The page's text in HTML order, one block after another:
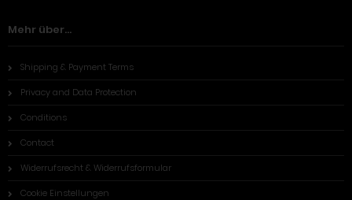
Mehr über...
Shipping & Payment Terms
Privacy and Data Protection
Conditions
Contact
Widerrufsrecht & Widerrufsformular
Cookie Einstellungen